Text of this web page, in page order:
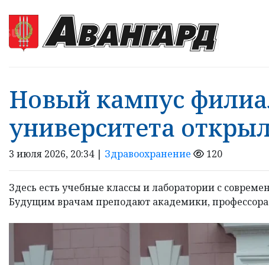
Новый кампус
университета
3 июля 2026, 20:34 | Здравоохранение 120
Здесь есть учебные классы и лаборатории с
Будущим врачам преподают академики,